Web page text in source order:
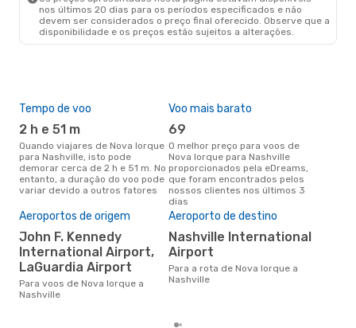
nos últimos 20 dias para os períodos especificados e não
devem ser considerados o preço final oferecido. Observe que a
disponibilidade e os preços estão sujeitos a alterações.
Tempo de voo
2 h e 51 m
Quando viajares de Nova Iorque
para Nashville, isto pode
demorar cerca de 2 h e 51 m. No
entanto, a duração do voo pode
variar devido a outros fatores
Voo mais barato
69
O melhor preço para voos de
Nova Iorque para Nashville
proporcionados pela eDreams,
que foram encontrados pelos
nossos clientes nos últimos 3
dias
Aeroportos de origem
John F. Kennedy
International Airport,
LaGuardia Airport
Para voos de Nova Iorque a
Nashville
Aeroporto de destino
Nashville International
Airport
Para a rota de Nova Iorque a
Nashville